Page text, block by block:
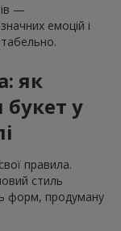
—
емоцій і
як
букет у
правила.
стиль
форм, продуману